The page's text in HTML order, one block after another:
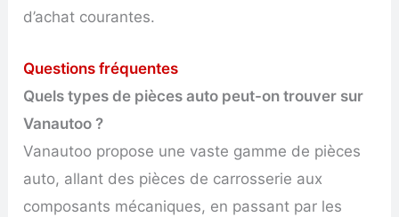
d’achat courantes.
Questions fréquentes
Quels types de pièces auto peut-on trouver sur
Vanautoo ?
Vanautoo propose une vaste gamme de pièces
auto, allant des pièces de carrosserie aux
composants mécaniques, en passant par les